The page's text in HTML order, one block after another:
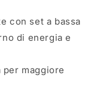
con set a bassa
di energia e
maggiore